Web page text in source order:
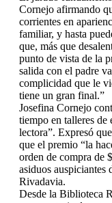
Cornejo afirmando
corrientes en
familiar, y hasta
que, más que
punto de vista de la
salida con el padre
complicidad que le
tiene un gran final.”
Josefina Cornejo
tiempo en talleres de
lectora”. Expresó
que el premio “la
orden de compra de
asiduos auspiciantes
Rivadavia.
Desde la Biblioteca